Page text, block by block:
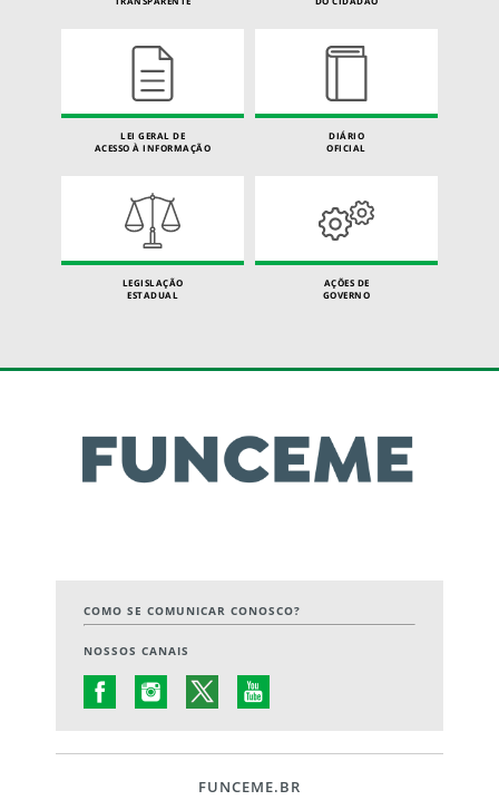
LEI GERAL DE
ACESSO À INFORMAÇÃO
DIÁRIO
OFICIAL
LEGISLAÇÃO
ESTADUAL
AÇÕES DE
GOVERNO
COMO SE COMUNICAR CONOSCO?
NOSSOS CANAIS
FUNCEME.BR